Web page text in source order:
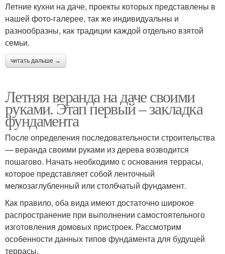
Летние кухни на даче, проекты которых представлены в
нашей фото-галерее, так же индивидуальны и
разнообразны, как традиции каждой отдельно взятой
семьи.
читать дальше →
Летняя веранда на даче своими
руками. Этап первый – закладка
фундамента
После определения последовательности строительства
— веранда своими руками из дерева возводится
пошагово. Начать необходимо с основания террасы,
которое представляет собой ленточный
мелкозаглубленный или столбчатый фундамент.
Как правило, оба вида имеют достаточно широкое
распространение при выполнении самостоятельного
изготовления домовых пристроек. Рассмотрим
особенности данных типов фундамента для будущей
террасы.